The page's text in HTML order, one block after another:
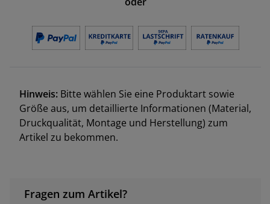
Hinweis: Bitte wählen Sie eine Produktart sowie
Größe aus, um detaillierte Informationen (Material,
Druckqualität, Montage und Herstellung) zum
Artikel zu bekommen.
Fragen zum Artikel?